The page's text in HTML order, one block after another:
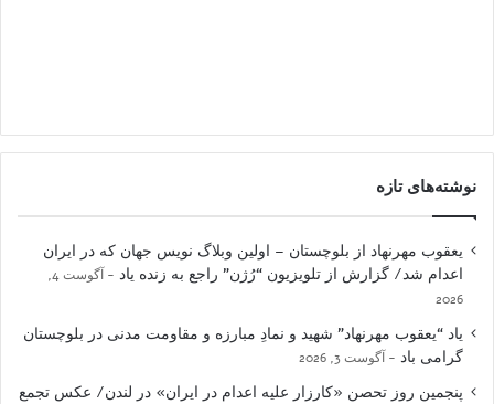
نوشته‌های تازه
یعقوب مهرنهاد از بلوچستان – اولین وبلاگ نویس جهان که در ایران
اعدام شد/ گزارش از تلویزیون “رُژن” راجع به زنده یاد
آگوست 4,
2026
یاد “یعقوب مهرنهاد” شهید و نمادِ مبارزه و مقاومت مدنی در بلوچستان
گرامی باد
آگوست 3, 2026
پنجمین روز تحصن «کارزار علیه اعدام در ایران» در لندن/ عکس تجمع